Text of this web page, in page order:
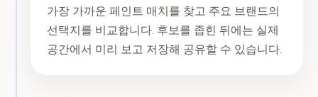
가장 가까운 페인트 매치를 찾고 주요 브랜드의
선택지를 비교합니다. 후보를 좁힌 뒤에는 실제
공간에서 미리 보고 저장해 공유할 수 있습니다.